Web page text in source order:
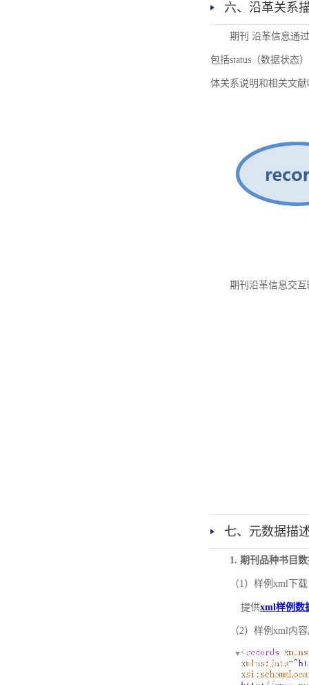
六、沿革关系
期刊 沿革信息通
包括status（数据状态
体关系说明和相关文
期刊沿革信息交
七、元数据描
1. 期刊品种书目
（1）样例xml下载
提供xml样例数
（2）样例xml内